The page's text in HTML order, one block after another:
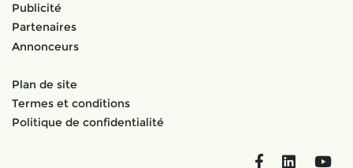
Publicité
Partenaires
Annonceurs
Plan de site
Termes et conditions
Politique de confidentialité
FacebookLinkedIn